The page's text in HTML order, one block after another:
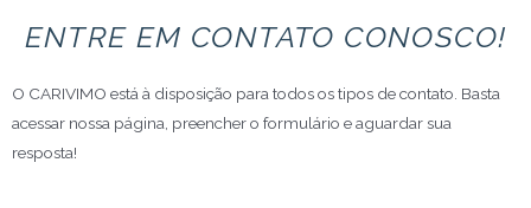
ENTRE EM CONTATO CONOSCO!
O CARIVIMO está à disposição para todos os tipos de contato. Basta
acessar nossa página, preencher o formulário e aguardar sua
resposta!